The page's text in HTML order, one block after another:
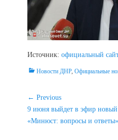
Источник: официальный
Categories
Новости ДНР, Официальные
Навигация
по
записям
← Previous
Previous
post:
9 июня выйдет в эфир
«Минюст: вопросы и ответы»